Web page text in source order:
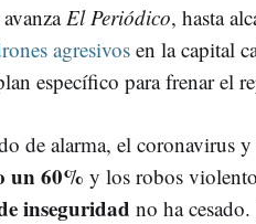
El Periódico, hasta
agresivosen la capital
específico para frenar el
de alarma, el coronavirus
un 60% y los robos
inseguridad no ha